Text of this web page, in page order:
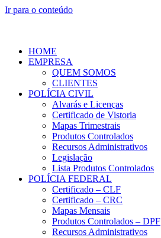
Ir para o conteúdo
HOME
EMPRESA
QUEM SOMOS
CLIENTES
POLÍCIA CIVIL
Alvarás e Licenças
Certificado de Vistoria
Mapas Trimestrais
Produtos Controlados
Recursos Administrativos
Legislação
Lista Produtos Controlados
POLÍCIA FEDERAL
Certificado – CLF
Certificado – CRC
Mapas Mensais
Produtos Controlados – DPF
Recursos Administrativos